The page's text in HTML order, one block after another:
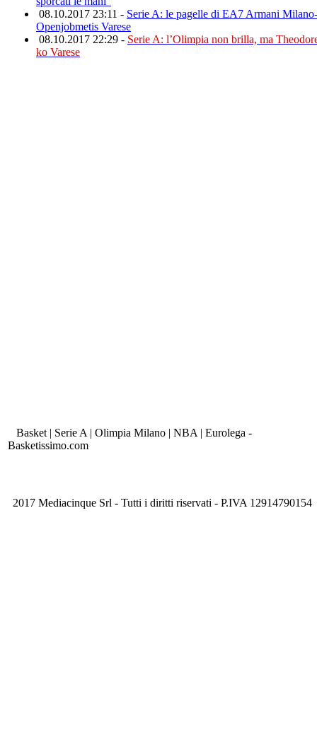
08.10.2017 23:11 - Serie A: le pagelle di EA7 Armani Milano-
Openjobmetis Varese
08.10.2017 22:29 - Serie A: l’Olimpia non brilla, ma
ko Varese
Basket | Serie A | Olimpia Milano | NBA | Eurolega -
Basketissimo.com
2017 Mediacinque Srl - Tutti i diritti riservati - P.IVA 12914790154